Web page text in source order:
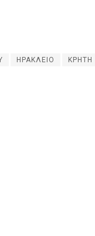
ΗΡΑΚΛΕΙΟ ΚΡΗΤΗ